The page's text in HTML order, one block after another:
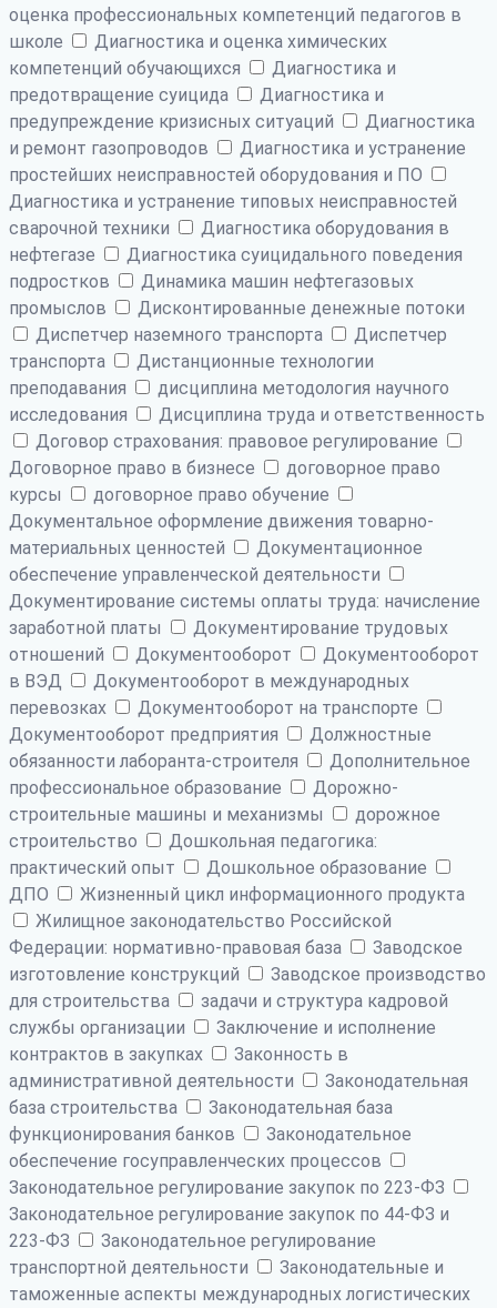
оценка профессиональных компетенций педагогов в
школе
Диагностика и оценка химических
компетенций обучающихся
Диагностика и
предотвращение суицида
Диагностика и
предупреждение кризисных ситуаций
Диагностика
и ремонт газопроводов
Диагностика и устранение
простейших неисправностей оборудования и ПО
Диагностика и устранение типовых неисправностей
сварочной техники
Диагностика оборудования в
нефтегазе
Диагностика суицидального поведения
подростков
Динамика машин нефтегазовых
промыслов
Дисконтированные денежные потоки
Диспетчер наземного транспорта
Диспетчер
транспорта
Дистанционные технологии
преподавания
дисциплина методология научного
исследования
Дисциплина труда и ответственность
Договор страхования: правовое регулирование
Договорное право в бизнесе
договорное право
курсы
договорное право обучение
Документальное оформление движения товарно-
материальных ценностей
Документационное
обеспечение управленческой деятельности
Документирование системы оплаты труда: начисление
заработной платы
Документирование трудовых
отношений
Документооборот
Документооборот
в ВЭД
Документооборот в международных
перевозках
Документооборот на транспорте
Документооборот предприятия
Должностные
обязанности лаборанта-строителя
Дополнительное
профессиональное образование
Дорожно-
строительные машины и механизмы
дорожное
строительство
Дошкольная педагогика:
практический опыт
Дошкольное образование
ДПО
Жизненный цикл информационного продукта
Жилищное законодательство Российской
Федерации: нормативно-правовая база
Заводское
изготовление конструкций
Заводское производство
для строительства
задачи и структура кадровой
службы организации
Заключение и исполнение
контрактов в закупках
Законность в
административной деятельности
Законодательная
база строительства
Законодательная база
функционирования банков
Законодательное
обеспечение госуправленческих процессов
Законодательное регулирование закупок по 223-ФЗ
Законодательное регулирование закупок по 44-ФЗ и
223-ФЗ
Законодательное регулирование
транспортной деятельности
Законодательные и
таможенные аспекты международных логистических